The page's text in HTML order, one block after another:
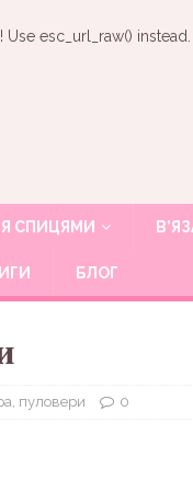
esc_url_raw() instead.
СПИЦЯМИ
БЛОГ
пуловери 0